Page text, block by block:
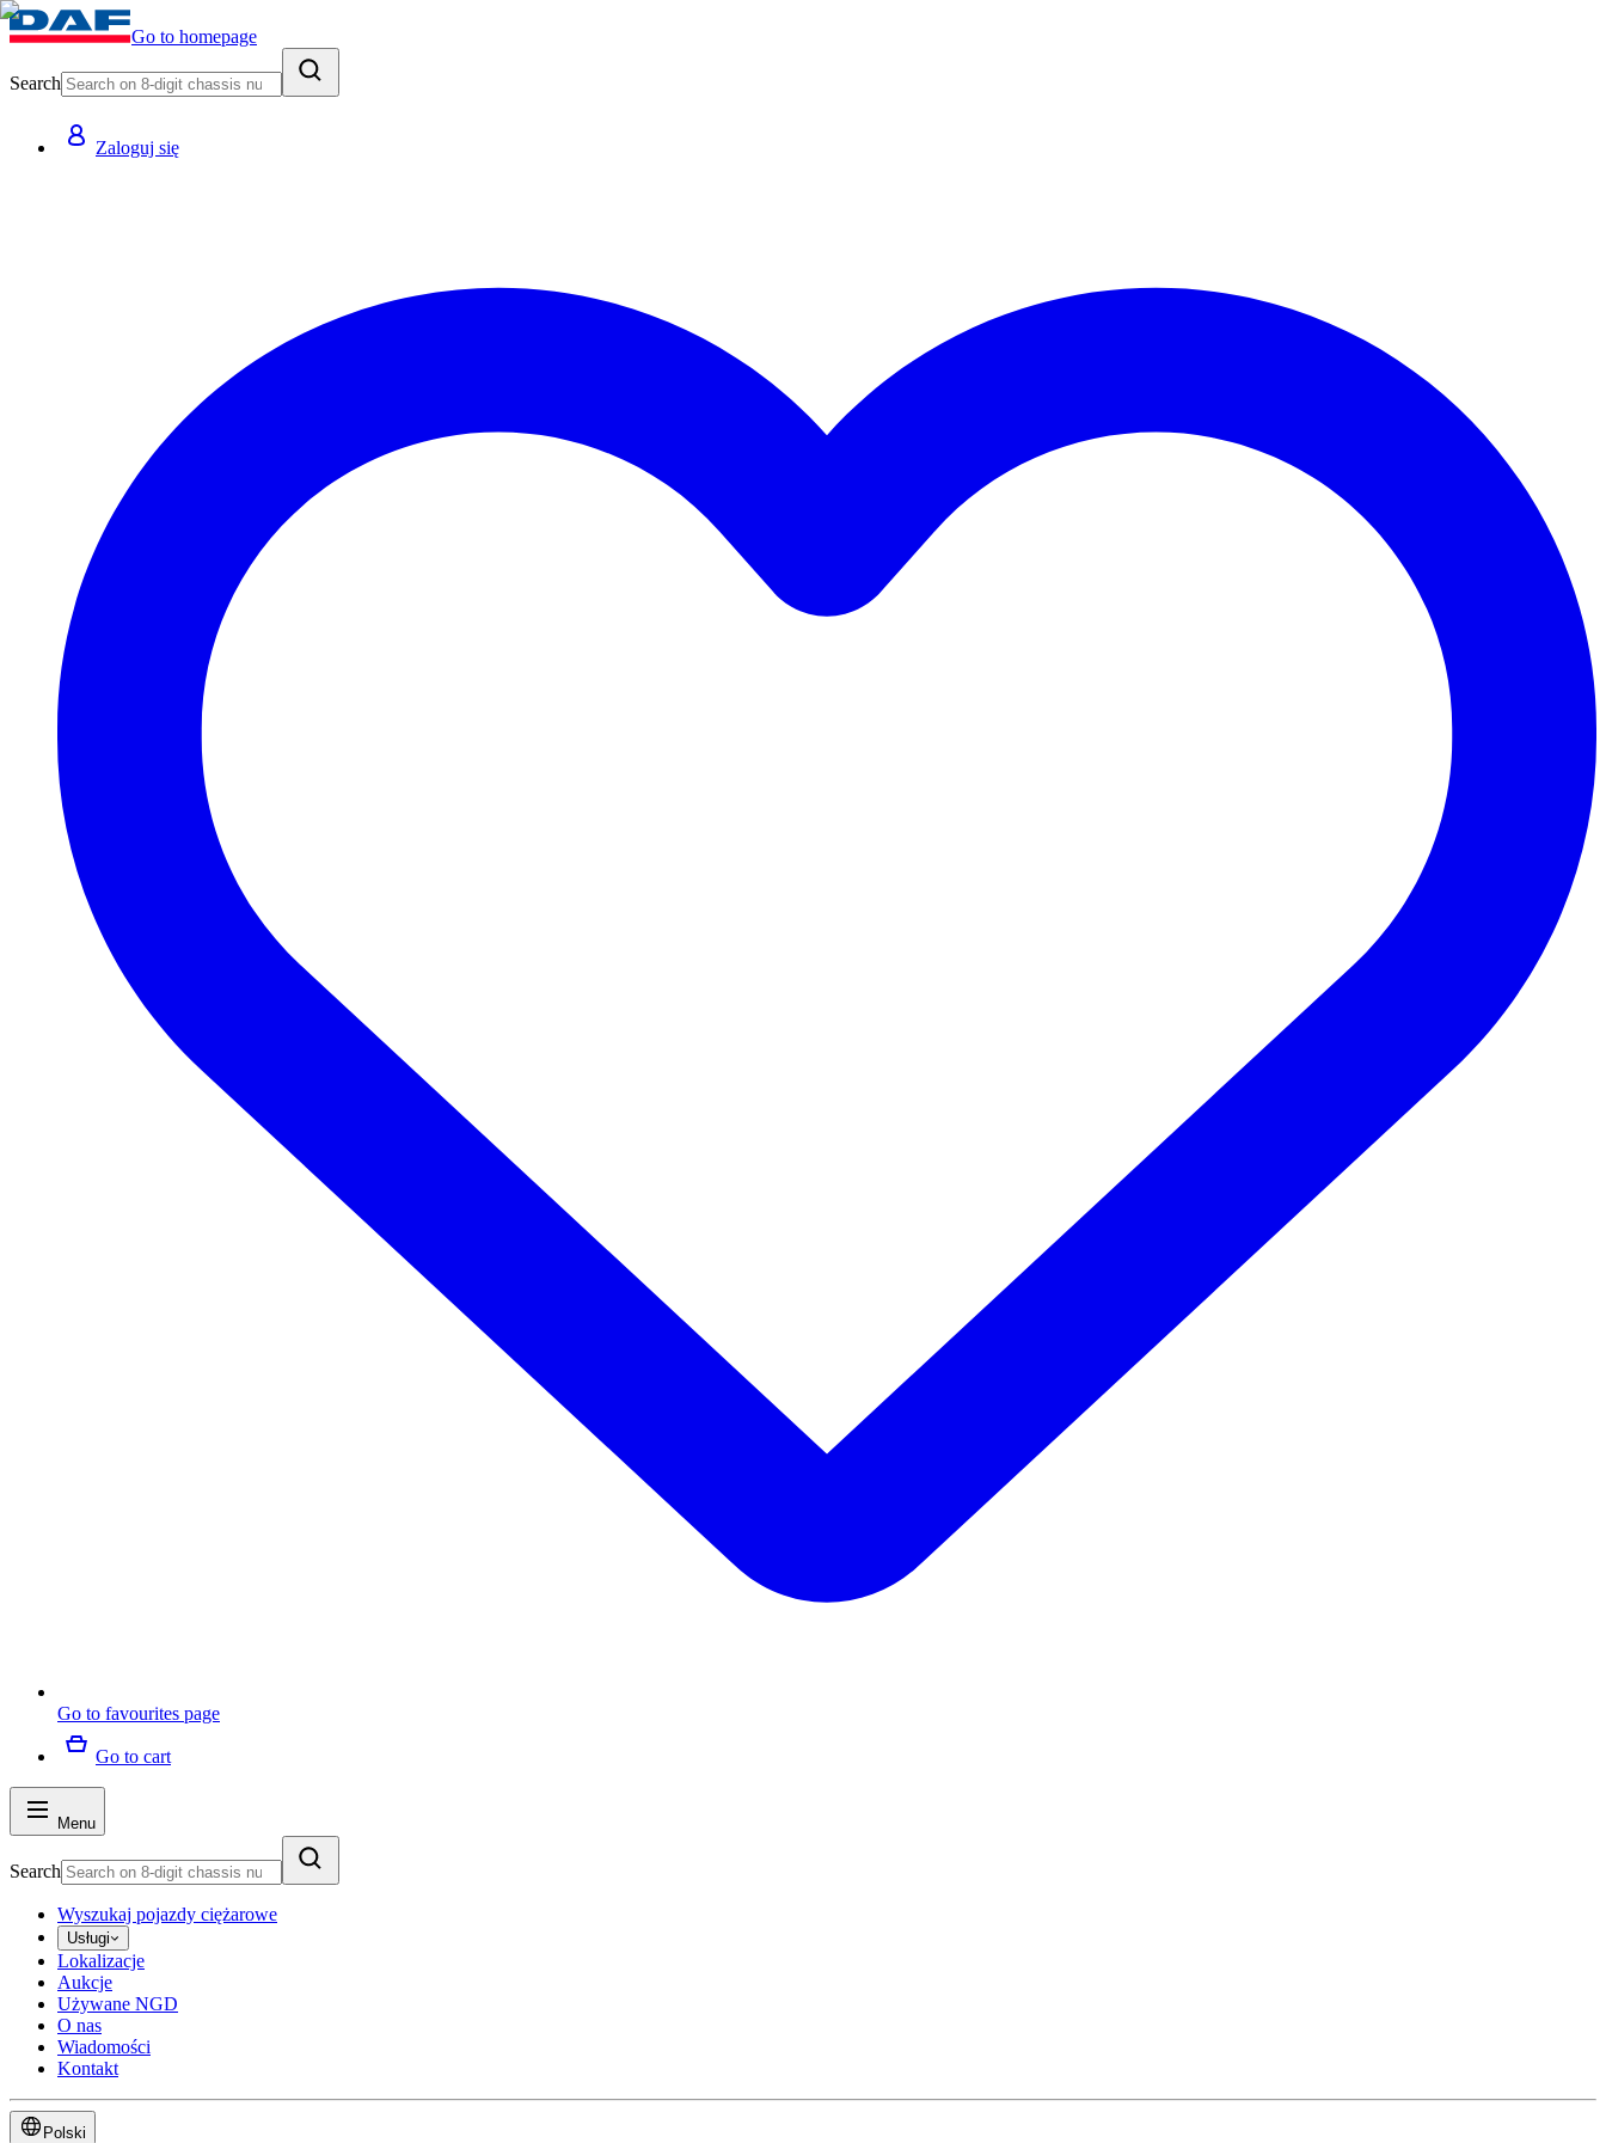
Go to homepage
Search
Zaloguj się
Go to favourites page
Go to cart
Menu
Search
Wyszukaj pojazdy ciężarowe
Usługi
Lokalizacje
Aukcje
Używane NGD
O nas
Wiadomości
Kontakt
Polski